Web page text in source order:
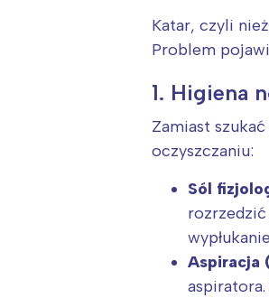
Katar, czyli
Problem
1. Higiena
Zamiast
oczyszczaniu:
Sól
Aspiracja